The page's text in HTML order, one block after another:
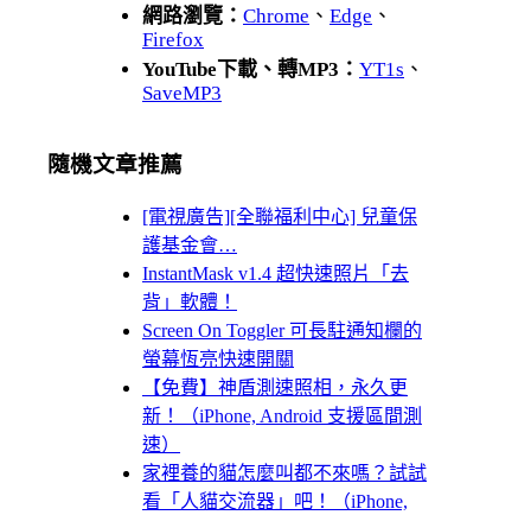
網路瀏覽： Chrome 、 Edge 、
Firefox
YouTube下載、轉MP3： YT1s 、
SaveMP3
隨機文章推薦
[電視廣告][全聯福利中心] 兒童保
護基金會…
InstantMask v1.4 超快速照片「去
背」軟體！
Screen On Toggler 可長駐通知欄的
螢幕恆亮快速開關
【免費】神盾測速照相，永久更
新！（iPhone, Android 支援區間測
速）
家裡養的貓怎麼叫都不來嗎？試試
看「人貓交流器」吧！（iPhone,